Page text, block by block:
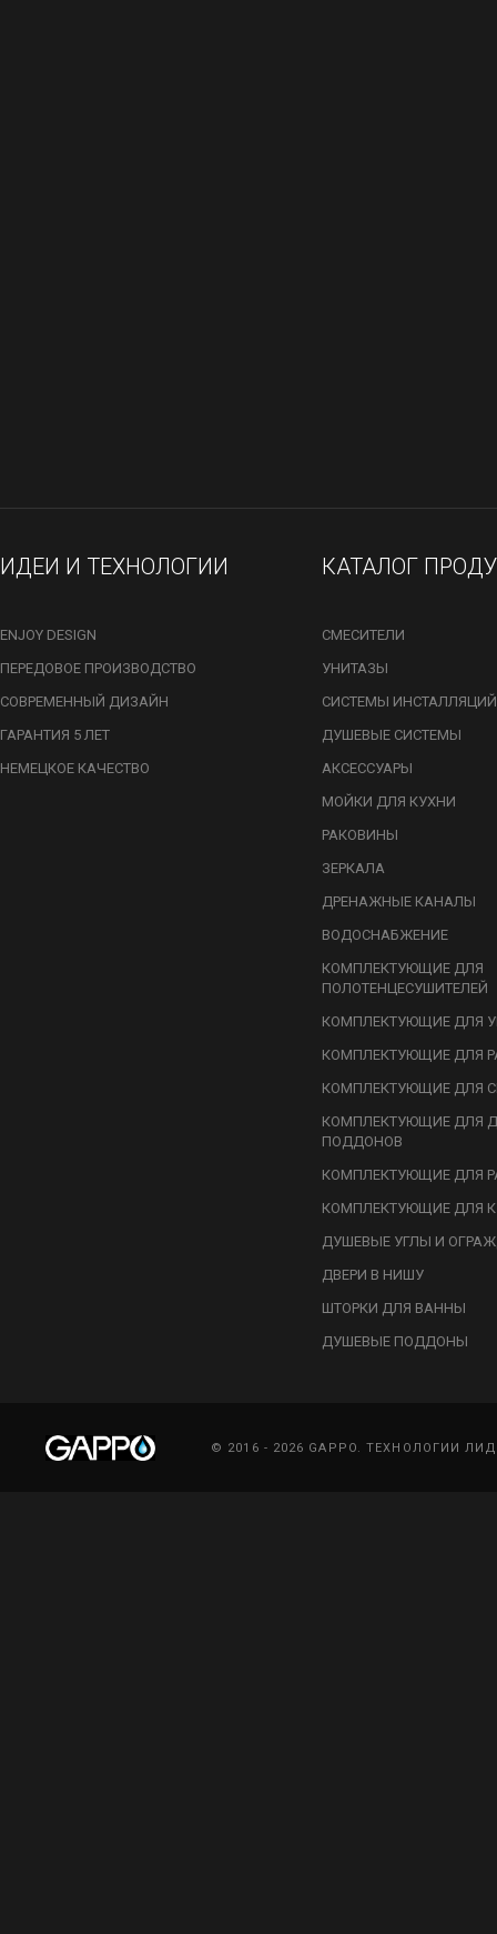
ИДЕИ И ТЕХНОЛОГИИ
ENJOY DESIGN
ПЕРЕДОВОЕ ПРОИЗВОДСТВО
СОВРЕМЕННЫЙ ДИЗАЙН
ГАРАНТИЯ 5 ЛЕТ
НЕМЕЦКОЕ КАЧЕСТВО
КАТАЛОГ
СМЕСИТЕЛИ
УНИТАЗЫ
СИСТЕМЫ ИНСТАЛЛЯЦИЙ
ДУШЕВЫЕ СИСТЕМЫ
АКСЕССУАРЫ
МОЙКИ ДЛЯ КУХНИ
РАКОВИНЫ
ЗЕРКАЛА
ДРЕНАЖНЫЕ КАНАЛЫ
ВОДОСНАБЖЕНИЕ
КОМПЛЕКТУЮЩИЕ ДЛЯ
ПОЛОТЕНЦЕСУШИТЕЛЕЙ
КОМПЛЕКТУЮЩИЕ ДЛЯ
КОМПЛЕКТУЮЩИЕ ДЛЯ
КОМПЛЕКТУЮЩИЕ ДЛЯ
КОМПЛЕКТУЮЩИЕ ДЛЯ
ПОДДОНОВ
КОМПЛЕКТУЮЩИЕ ДЛЯ
КОМПЛЕКТУЮЩИЕ ДЛЯ
ДУШЕВЫЕ УГЛЫ И
ДВЕРИ В НИШУ
ШТОРКИ ДЛЯ ВАННЫ
ДУШЕВЫЕ ПОДДОНЫ
© 2016 - 2026 GAPPO. ТЕХНОЛОГИИ